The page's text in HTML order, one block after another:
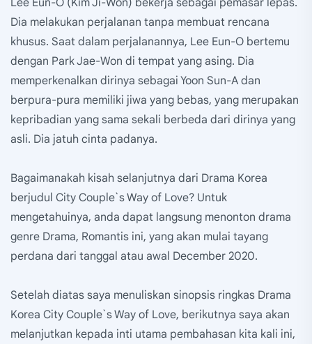
Dia melakukan perjalanan tanpa membuat rencana
khusus. Saat dalam perjalanannya, Lee Eun-O bertemu
dengan Park Jae-Won di tempat yang asing. Dia
memperkenalkan dirinya sebagai Yoon Sun-A dan
berpura-pura memiliki jiwa yang bebas, yang merupakan
kepribadian yang sama sekali berbeda dari dirinya yang
asli. Dia jatuh cinta padanya.
Bagaimanakah kisah selanjutnya dari Drama Korea
berjudul City Couple`s Way of Love? Untuk
mengetahuinya, anda dapat langsung menonton drama
genre Drama, Romantis ini, yang akan mulai tayang
perdana dari tanggal atau awal December 2020.
Setelah diatas saya menuliskan sinopsis ringkas Drama
Korea City Couple`s Way of Love, berikutnya saya akan
melanjutkan kepada inti utama pembahasan kita kali ini,